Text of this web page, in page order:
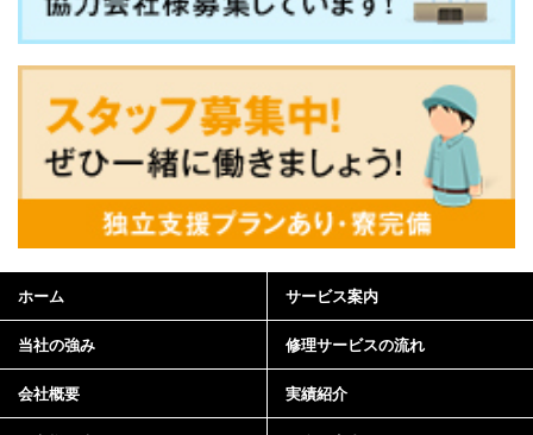
ホーム サービス案内
当社の強み 修理サービスの流れ
会社概要 実績紹介